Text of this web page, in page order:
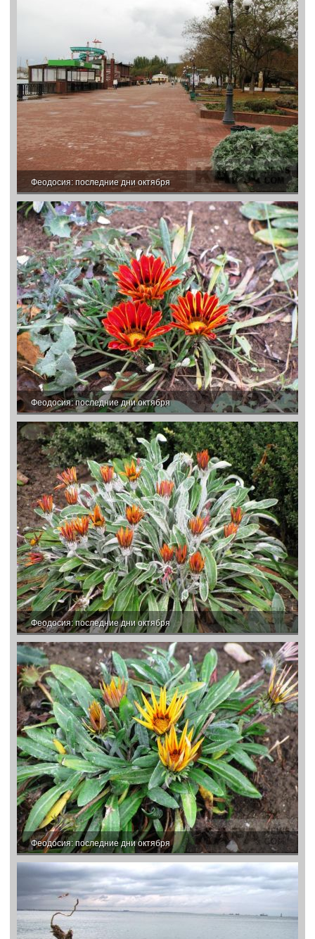
Феодосия: последние дни октября
Феодосия: последние дни октября
Феодосия: последние дни октября
Феодосия: последние дни октября